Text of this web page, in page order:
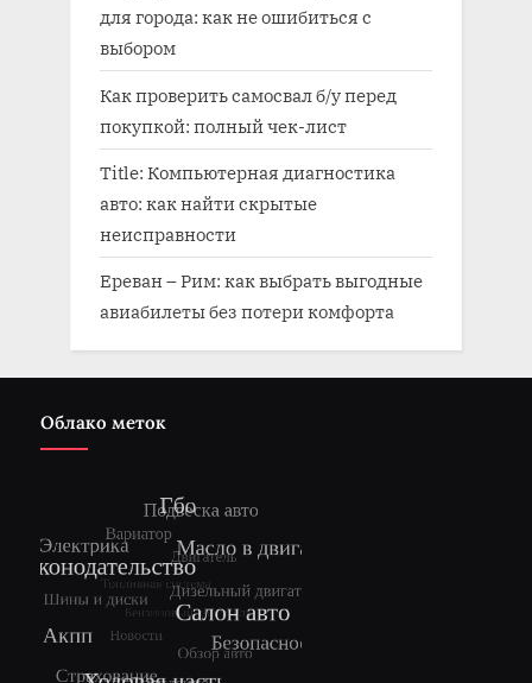
для города: как не ошибиться с
выбором
Как проверить самосвал б/у перед
покупкой: полный чек-лист
Title: Компьютерная диагностика
авто: как найти скрытые
неисправности
Ереван – Рим: как выбрать выгодные
авиабилеты без потери комфорта
Облако меток